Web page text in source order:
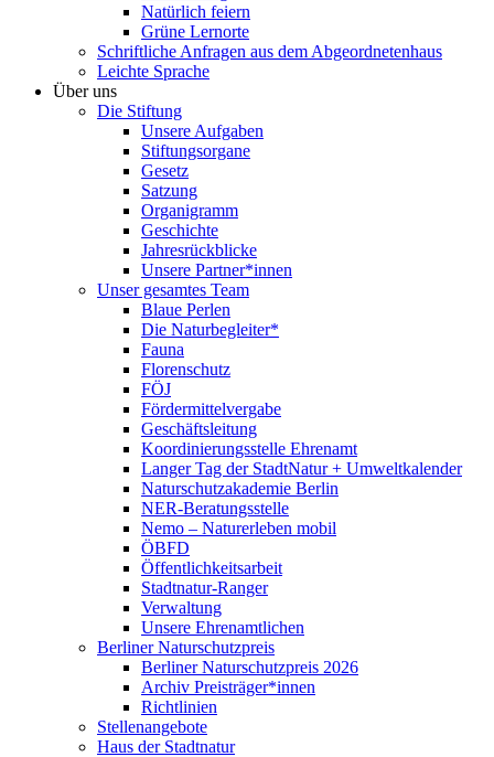
Natürlich feiern
Grüne Lernorte
Schriftliche Anfragen aus dem Abgeordnetenhaus
Leichte Sprache
Über uns
Die Stiftung
Unsere Aufgaben
Stiftungsorgane
Gesetz
Satzung
Organigramm
Geschichte
Jahresrückblicke
Unsere Partner*innen
Unser gesamtes Team
Blaue Perlen
Die Naturbegleiter*
Fauna
Florenschutz
FÖJ
Fördermittelvergabe
Geschäftsleitung
Koordinierungsstelle Ehrenamt
Langer Tag der StadtNatur + Umweltkalender
Naturschutzakademie Berlin
NER-Beratungsstelle
Nemo – Naturerleben mobil
ÖBFD
Öffentlichkeitsarbeit
Stadtnatur-Ranger
Verwaltung
Unsere Ehrenamtlichen
Berliner Naturschutzpreis
Berliner Naturschutzpreis 2026
Archiv Preisträger*innen
Richtlinien
Stellenangebote
Haus der Stadtnatur